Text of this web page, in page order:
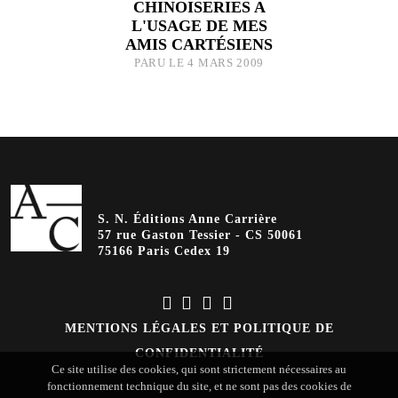
CHINOISERIES A
L'USAGE DE MES
AMIS CARTÉSIENS
PARU LE 4 MARS 2009
S. N. Éditions Anne Carrière
57 rue Gaston Tessier - CS 50061
75166 Paris Cedex 19
MENTIONS LÉGALES ET POLITIQUE DE
CONFIDENTIALITÉ
Ce site utilise des cookies, qui sont strictement nécessaires au
fonctionnement technique du site, et ne sont pas des cookies de